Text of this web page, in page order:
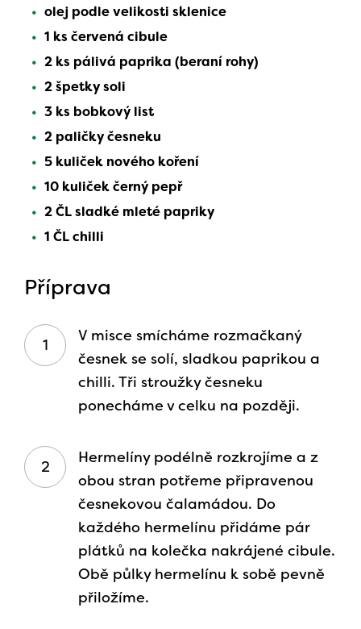
olej podle velikosti sklenice
1 ks červená cibule
2 ks pálivá paprika (beraní rohy)
2 špetky soli
3 ks bobkový list
2 paličky česneku
5 kuliček nového koření
10 kuliček černý pepř
2 ČL sladké mleté papriky
1 ČL chilli
Příprava
V misce smícháme rozmačkaný
česnek se solí, sladkou paprikou a
chilli. Tři stroužky česneku
ponecháme v celku na později.
Hermelíny podélně rozkrojíme a z
obou stran potřeme připravenou
česnekovou čalamádou. Do
každého hermelínu přidáme pár
plátků na kolečka nakrájené cibule.
Obě půlky hermelínu k sobě pevně
přiložíme.